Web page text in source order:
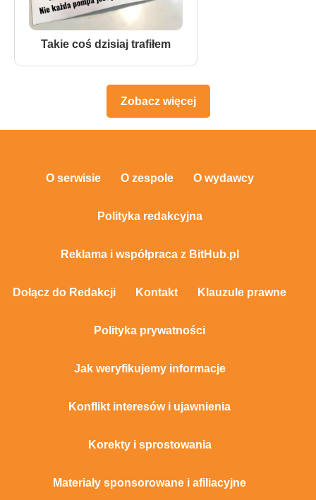
Takie coś dzisiaj trafiłem
Zobacz więcej
O serwisie O zespole O wydawcy
Polityka redakcyjna
Reklama i współpraca z BitHub.pl
Dołącz do Redakcji Kontakt Klauzule prawne
Polityka prywatności
Jak weryfikujemy informacje
Konflikt interesów i ujawnienia
Korekty i sprostowania
Materiały sponsorowane i afiliacyjne